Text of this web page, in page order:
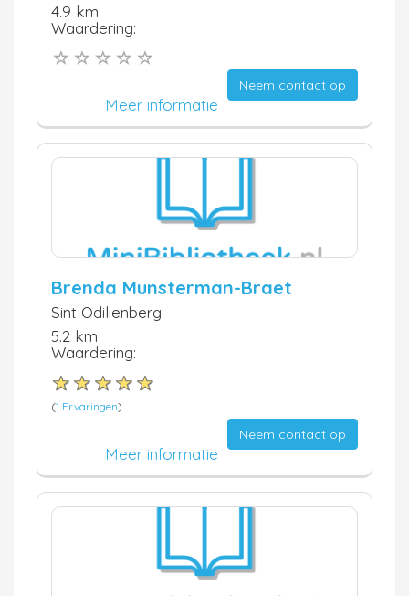
4.9 km
Waardering:
Neem contact op
Meer informatie
Brenda Munsterman-Braet
Sint Odilienberg
5.2 km
Waardering:
(1 Ervaringen)
Neem contact op
Meer informatie